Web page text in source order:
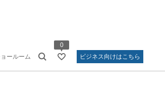
ールーム
0
ビジネス向けはこちら